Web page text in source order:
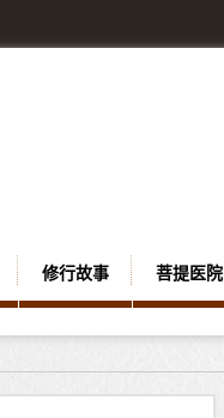
修行故事 菩提医院